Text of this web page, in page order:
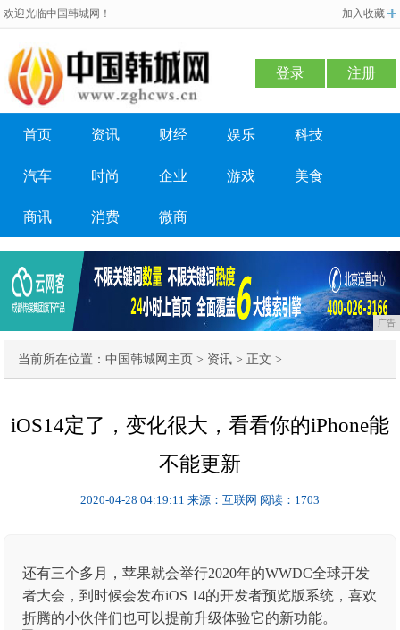
欢迎光临中国韩城网！ 加入收藏
登录 注册
首页 资讯 财经 娱乐 科技
汽车 时尚 企业 游戏 美食
商讯 消费 微商
广告
当前所在位置：中国韩城网主页 > 资讯 > 正文 >
iOS14定了，变化很大，看看你的iPhone能
不能更新
2020-04-28 04:19:11 来源：互联网 阅读：1703
还有三个多月，苹果就会举行2020年的WWDC全球开发
者大会，到时候会发布iOS 14的开发者预览版系统，喜欢
折腾的小伙伴们也可以提前升级体验它的新功能。